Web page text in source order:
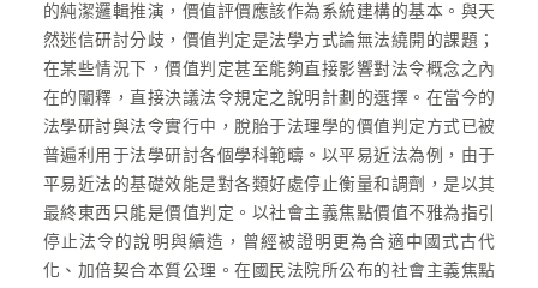
的純潔邏輯推演，價值評價應該作為系統建構的基本。與天
然迷信研討分歧，價值判定是法學方式論無法繞開的課題；
在某些情況下，價值判定甚至能夠直接影響對法令概念之內
在的闡釋，直接決議法令規定之說明計劃的選擇。在當今的
法學研討與法令實行中，脫胎于法理學的價值判定方式已被
普遍利用于法學研討各個學科範疇。以平易近法為例，由于
平易近法的基礎效能是對各類好處停止衡量和調劑，是以其
最終東西只能是價值判定。以社會主義焦點價值不雅為指引
停止法令的說明與續造，曾經被證明更為合適中國式古代
化、加倍契合本質公理。在國民法院所公布的社會主義焦點